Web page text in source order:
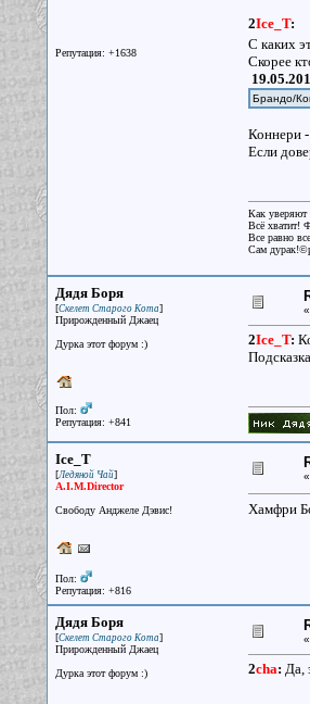
Репутация: +1638
2Ice_T:
С каких
Скорее
Брандо/
Коннери
Если
Как уверяют
Всё хватит!
Все равно
Сам
Дядя Боря
[Скелет Старого Кота]
Прирожденный Джаец
Дурка этот форум :)
Пол:
Репутация: +841
«
2Ice_T:
Ice_T
[Ледяной Чай]
A.I.M.Director
Свободу Анджеле Дэвис!
Пол:
Репутация: +816
«
Хамфри
Дядя Боря
[Скелет Старого Кота]
Прирожденный Джаец
Дурка этот форум :)
«
2cha: Да,